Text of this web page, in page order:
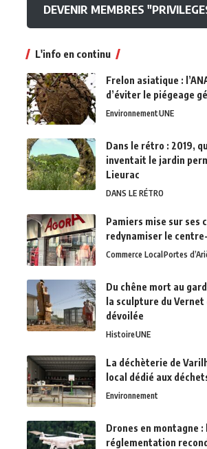
DEVENIR MEMBRES
L'info en continu
Frelon asiatique :
d’éviter le piégeage
EnvironnementUNE
Dans le rétro : 2019,
inventait le jardin
Lieurac
DANS LE RÉTRO
Pamiers mise sur ses
redynamiser le
Commerce Local Portes
Du chêne mort au
la sculpture du Vernet
dévoilée
HistoireUNE
La déchèterie de
local dédié aux
Environnement
Drones en montagne :
réglementation